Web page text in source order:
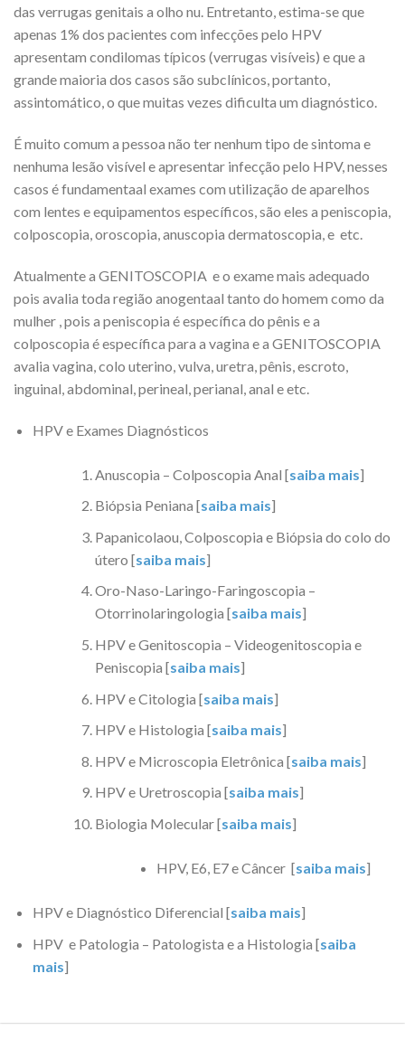
das verrugas genitais a olho nu. Entretanto, estima-se que
apenas 1% dos pacientes com infecções pelo HPV
apresentam condilomas típicos (verrugas visíveis) e que a
grande maioria dos casos são subclínicos, portanto,
assintomático, o que muitas vezes dificulta um diagnóstico.
É muito comum a pessoa não ter nenhum tipo de sintoma e
nenhuma lesão visível e apresentar infecção pelo HPV, nesses
casos é fundamentaal exames com utilização de aparelhos
com lentes e equipamentos específicos, são eles a peniscopia,
colposcopia, oroscopia, anuscopia dermatoscopia, e etc.
Atualmente a GENITOSCOPIA e o exame mais adequado
pois avalia toda região anogentaal tanto do homem como da
mulher , pois a peniscopia é específica do pênis e a
colposcopia é específica para a vagina e a GENITOSCOPIA
avalia vagina, colo uterino, vulva, uretra, pênis, escroto,
inguinal, abdominal, perineal, perianal, anal e etc.
HPV e Exames Diagnósticos
Anuscopia – Colposcopia Anal [saiba mais]
Biópsia Peniana [saiba mais]
Papanicolaou, Colposcopia e Biópsia do colo do
útero [saiba mais]
Oro-Naso-Laringo-Faringoscopia –
Otorrinolaringologia [saiba mais]
HPV e Genitoscopia – Videogenitoscopia e
Peniscopia [saiba mais]
HPV e Citologia [saiba mais]
HPV e Histologia [saiba mais]
HPV e Microscopia Eletrônica [saiba mais]
HPV e Uretroscopia [saiba mais]
Biologia Molecular [saiba mais]
HPV, E6, E7 e Câncer [saiba mais]
HPV e Diagnóstico Diferencial [saiba mais]
HPV e Patologia – Patologista e a Histologia [saiba
mais]